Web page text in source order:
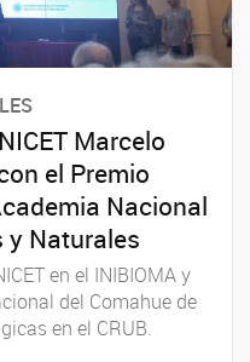
Marcelo
el Premio
Nacional
y Naturales
en el INIBIOMA y
del Comahue de
en el CRUB.